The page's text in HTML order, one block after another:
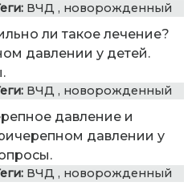
ВЧД , новорожденный
ли такое лечение?
давлении у детей.
ВЧД , новорожденный
давление и
давлении у
ВЧД , новорожденный